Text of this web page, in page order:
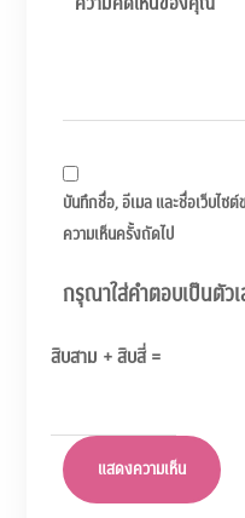
บันทึกชื่อ, อีเมล และชื่อเว็บไซ
ความเห็นครั้งถัดไป
กรุณาใส่คำตอบเป็นตัว
สิบสาม + สิบสี่ =